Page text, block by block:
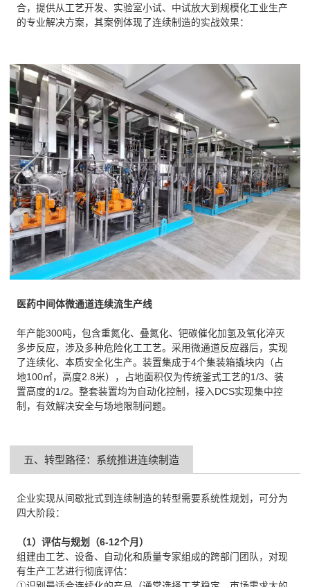
合，提供从工艺开发、实验室小试、中试放大到规模化工业生产
的专业解决方案，其案例体现了连续制造的实战效果：
医药中间体微通道连续流生产线
年产能300吨，包含重氮化、叠氮化、钯碳催化加氢及氧化淬灭
多步反应，涉及多种危险化工工艺。采用微通道反应器后，实现
了连续化、本质安全化生产。装置集成于4个集装箱撬块内（占
地100㎡，高度2.8米），占地面积仅为传统釜式工艺的1/3、装
置高度的1/2。整套装置均为自动化控制，接入DCS实现集中控
制，有效解决安全与场地限制问题。
五、转型路径：系统推进连续制造
企业实现从间歇批式到连续制造的转型需要系统性规划，可分为
四大阶段：
（1）评估与规划（6-12个月）
组建由工艺、设备、自动化和质量专家组成的跨部门团队，对现
有生产工艺进行彻底评估：